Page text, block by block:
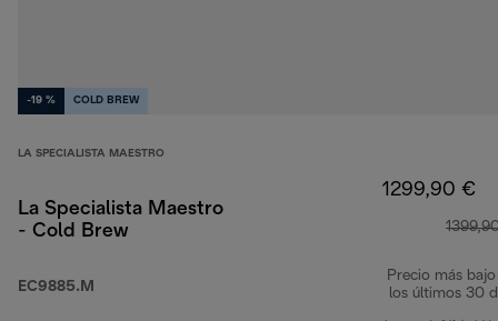
-19 % COLD BREW
LA SPECIALISTA MAESTRO
La Specialista Maestro
- Cold Brew
EC9885.M
1299,90 €
Precio más bajo
los últimos 30